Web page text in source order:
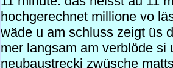
hochgerechnet millione vo
wäde u am schluss zeigt üs
mer langsam am verblöde
neubaustrecki zwüsche